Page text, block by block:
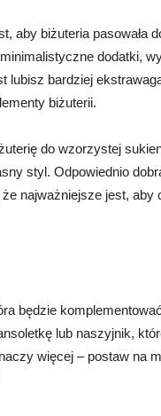
aby biżuteria pasowała
dodatki,
lubisz bardziej
biżuterii.
do wzorzystej
styl. Odpowiednio
najważniejsze jest,
będzie
lub naszyjnik,
więcej – postaw na